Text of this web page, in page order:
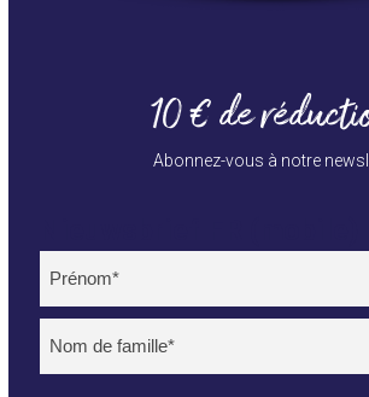
10 € de
Abonnez-vous à notre
Name (Nécessaire)